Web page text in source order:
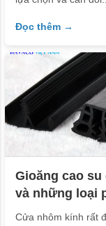
Đọc thêm →
Gioăng cao
và những loại
Cửa nhôm kính rất